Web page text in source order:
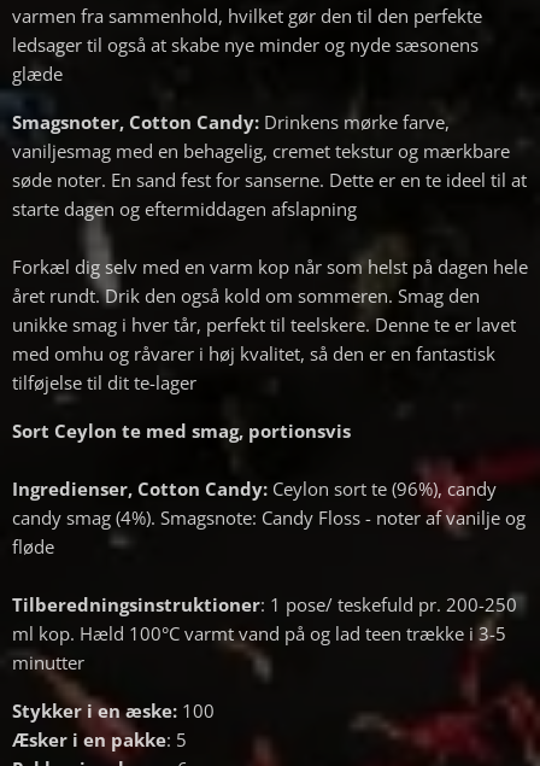
varmen fra sammenhold, hvilket gør den til den perfekte
ledsager til også at skabe nye minder og nyde sæsonens
glæde
Smagsnoter, Cotton Candy: Drinkens mørke farve,
vaniljesmag med en behagelig, cremet tekstur og mærkbare
søde noter. En sand fest for sanserne. Dette er en te ideel til at
starte dagen og eftermiddagen afslapning
Forkæl dig selv med en varm kop når som helst på dagen hele
året rundt. Drik den også kold om sommeren. Smag den
unikke smag i hver tår, perfekt til teelskere. Denne te er lavet
med omhu og råvarer i høj kvalitet, så den er en fantastisk
tilføjelse til dit te-lager
Sort Ceylon te med smag, portionsvis
Ingredienser, Cotton Candy: Ceylon sort te (96%), candy
candy smag (4%). Smagsnote: Candy Floss - noter af vanilje og
fløde
Tilberedningsinstruktioner: 1 pose/ teskefuld pr. 200-250
ml kop. Hæld 100°C varmt vand på og lad teen trække i 3-5
minutter
Stykker i en æske: 100
Æsker i en pakke: 5